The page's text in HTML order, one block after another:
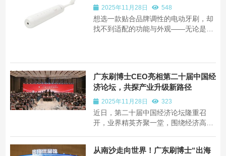
2025年11月28日 548
想选一款贴合品牌调性的电动牙刷，却
找不到适配的功能与外观——无论是消
制全链路的实力品牌，刷博士不仅为终
端用户带来“...
广东刷博士CEO亮相第二十届中国经
济论坛，共探产业升级新路径
2025年11月28日 323
近日，第二十届中国经济论坛隆重召
开，业界精英齐聚一堂，围绕经济高质
彭清华出席了本次论坛并致辞，香港中
从南沙走向世界！广东刷博士“出海